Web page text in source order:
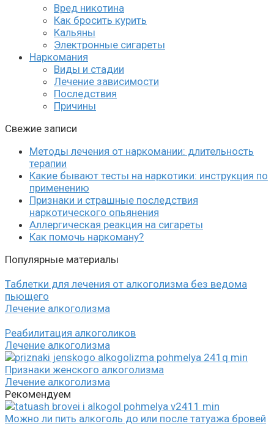
Вред никотина
Как бросить курить
Кальяны
Электронные сигареты
Наркомания
Виды и стадии
Лечение зависимости
Последствия
Причины
Свежие записи
Методы лечения от наркомании: длительность
терапии
Какие бывают тесты на наркотики: инструкция по
применению
Признаки и страшные последствия
наркотического опьянения
Аллергическая реакция на сигареты
Как помочь наркоману?
Популярные материалы
Таблетки для лечения от алкоголизма без ведома
пьющего
Лечение алкоголизма
Реабилитация алкоголиков
Лечение алкоголизма
Признаки женского алкоголизма
Лечение алкоголизма
Рекомендуем
Можно ли пить алкоголь до или после татуажа бровей